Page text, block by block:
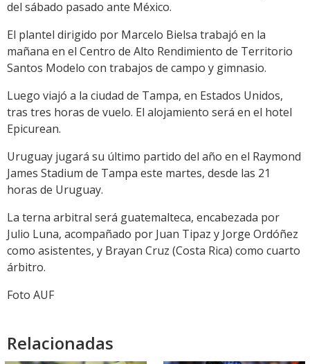
del sábado pasado ante México.
El plantel dirigido por Marcelo Bielsa trabajó en la
mañana en el Centro de Alto Rendimiento de Territorio
Santos Modelo con trabajos de campo y gimnasio.
Luego viajó a la ciudad de Tampa, en Estados Unidos,
tras tres horas de vuelo. El alojamiento será en el hotel
Epicurean.
Uruguay jugará su último partido del año en el Raymond
James Stadium de Tampa este martes, desde las 21
horas de Uruguay.
La terna arbitral será guatemalteca, encabezada por
Julio Luna, acompañado por Juan Tipaz y Jorge Ordóñez
como asistentes, y Brayan Cruz (Costa Rica) como cuarto
árbitro.
Foto AUF
Relacionadas